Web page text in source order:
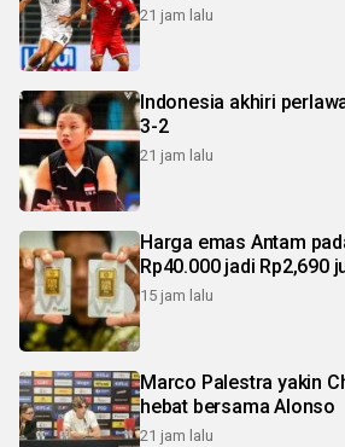
21 jam lalu
Indonesia akhiri
3-2
21 jam lalu
Harga emas Antam
Rp40.000 jadi Rp2,690
15 jam lalu
Marco Palestra yakin
hebat bersama Alonso
21 jam lalu